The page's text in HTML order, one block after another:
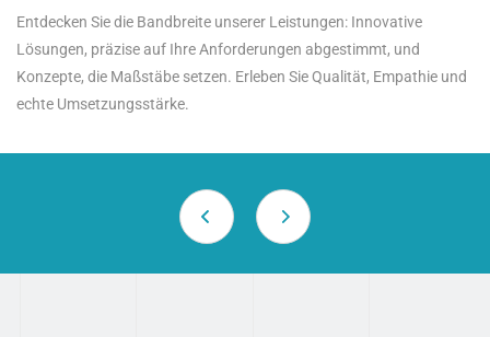
Entdecken Sie die Bandbreite unserer Leistungen: Innovative
Lösungen, präzise auf Ihre Anforderungen abgestimmt, und
Konzepte, die Maßstäbe setzen. Erleben Sie Qualität, Empathie und
echte Umsetzungsstärke.